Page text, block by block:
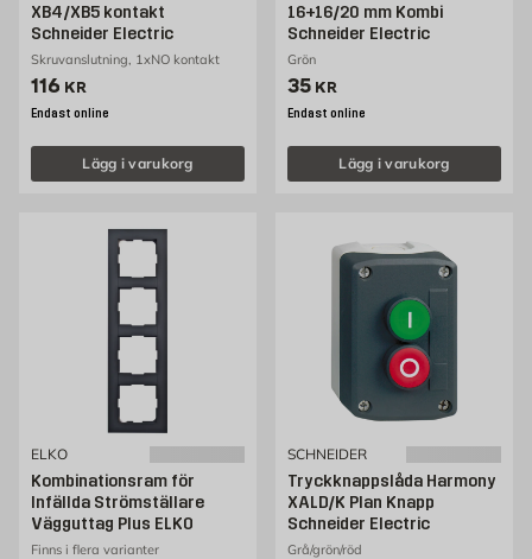
XB4/XB5 kontakt
Schneider Electric
Skruvanslutning, 1xNO kontakt
Pris 116 kr
116 KR
Endast online
Lägg i varukorg
16+16/20 mm Kombi
Schneider Electric
Grön
Pris 35 kr
35 KR
Endast online
Lägg i varukorg
ELKO
Kombinationsram för
Infällda Strömställare
Vägguttag Plus ELKO
Finns i flera varianter
SCHNEIDER
Tryckknappslåda Harmony
XALD/K Plan Knapp
Schneider Electric
Grå/grön/röd